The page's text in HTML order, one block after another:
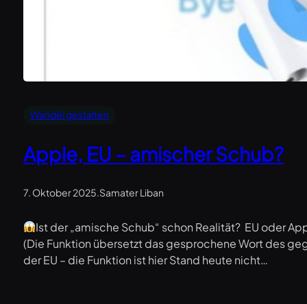
Wandel gestalten
Apple, EU – amischer Schub?
7. Oktober 2025 Samater Liban
Ist der „amische Schub“ schon Realität? EU oder
(Die Funktion übersetzt das gesprochene Wort des
der EU – die Funktion ist hier Stand heute nicht…